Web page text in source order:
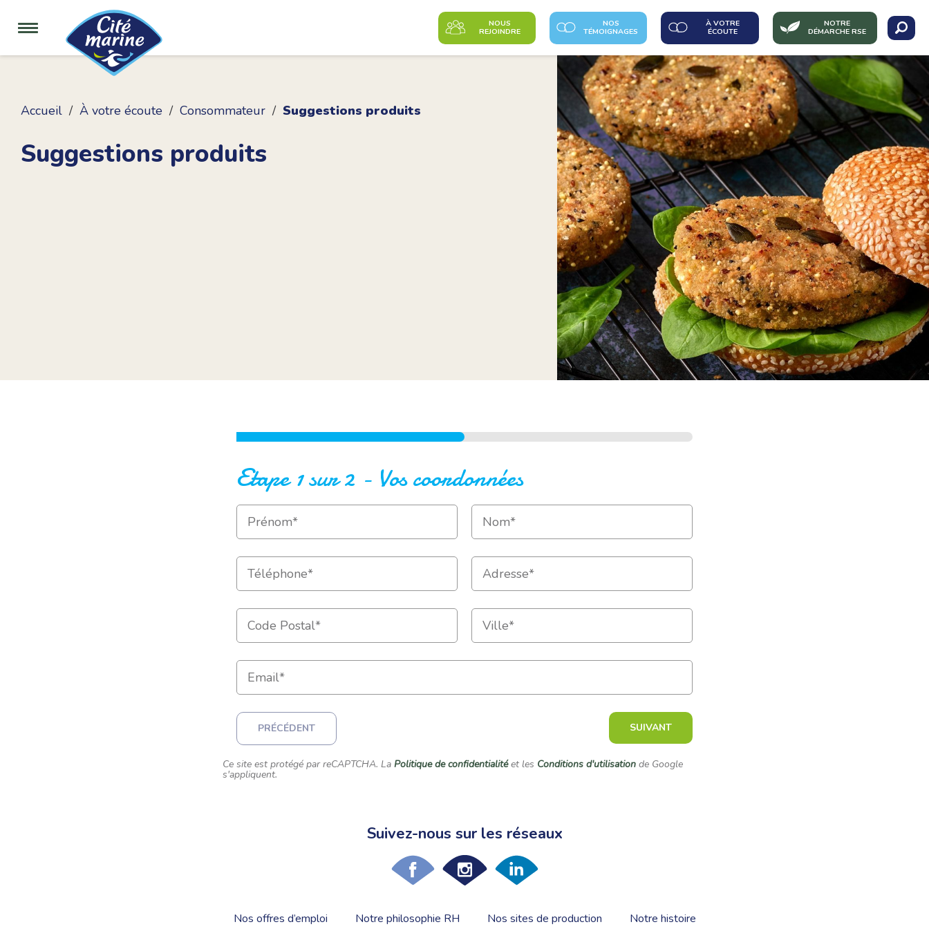
NOUS
REJOINDRE
NOS
TÉMOIGNAGES
À VOTRE
ÉCOUTE
NOTRE
DÉMARCHE RSE
Accueil À votre écoute Consommateur Suggestions produits
Suggestions produits
Etape 1 sur 2 - Vos coordonnées
PRÉCÉDENT SUIVANT
Ce site est protégé par reCAPTCHA. La Politique de confidentialitéet les Conditions d'utilisation de Google
s'appliquent.
Suivez-nous sur les réseaux
Nos offres d’emploi Notre philosophie RH Nos sites de production Notre histoire